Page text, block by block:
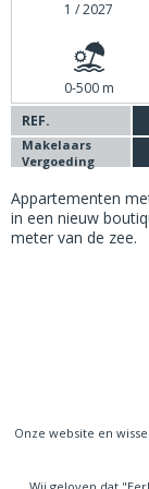
1 / 2027
0-500 m
REF.
Makelaars
Vergoeding
Appartementen
in een nieuw
meter van de zee.
Onze website en